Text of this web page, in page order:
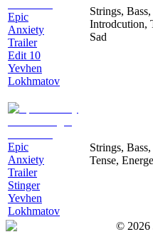
Epic
Anxiety
Trailer
Edit 10
Yevhen
Lokhmatov
Strings,
Introdcution,
Sad
Epic
Anxiety
Trailer
Stinger
Yevhen
Lokhmatov
Strings,
Tense,
© 2026